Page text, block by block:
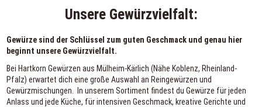
Unsere Gewürzvielfalt:
Gewürze sind der Schlüssel zum guten Geschmack und genau hier
beginnt unsere Gewürzvielfalt.
Bei Hartkorn Gewürzen aus Mülheim-Kärlich (Nähe Koblenz, Rheinland-
Pfalz) erwartet dich eine große Auswahl an Reingewürzen und
Gewürzmischungen.
In unserem Sortiment findest du Gewürze für jeden
Anlass und jede Küche, für intensiven Geschmack, kreative Gerichte und